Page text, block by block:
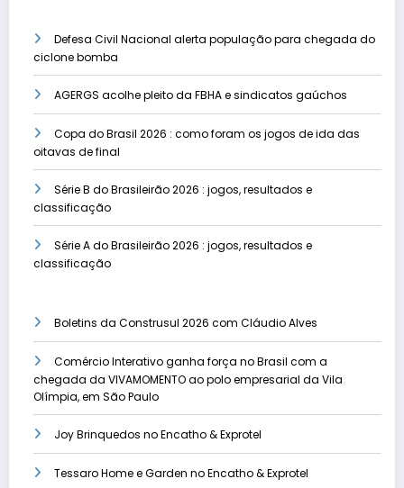
Defesa Civil Nacional alerta população para chegada do
ciclone bomba
AGERGS acolhe pleito da FBHA e sindicatos gaúchos
Copa do Brasil 2026 : como foram os jogos de ida das
oitavas de final
Série B do Brasileirão 2026 : jogos, resultados e
classificação
Série A do Brasileirão 2026 : jogos, resultados e
classificação
Boletins da Construsul 2026 com Cláudio Alves
Comércio Interativo ganha força no Brasil com a
chegada da VIVAMOMENTO ao polo empresarial da Vila
Olímpia, em São Paulo
Joy Brinquedos no Encatho & Exprotel
Tessaro Home e Garden no Encatho & Exprotel